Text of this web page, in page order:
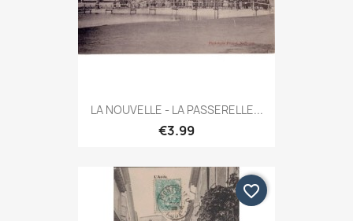
LA NOUVELLE - LA PASSERELLE...
€3.99
favorite_border